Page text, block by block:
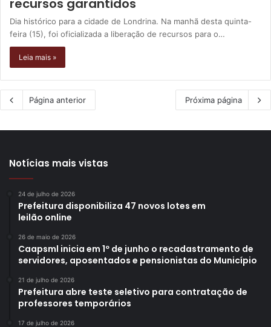
Dia histórico para a cidade de Londrina. Na manhã desta quinta-
feira (15), foi oficializada a liberação de recursos para o…
Leia mais »
Página anterior Próxima página
Notícias mais vistas
24 de julho de 2026
Prefeitura disponibiliza 47 novos lotes em
leilão online
26 de maio de 2026
Caapsml inicia em 1º de junho o recadastramento de
servidores, aposentados e pensionistas do Município
21 de julho de 2026
Prefeitura abre teste seletivo para contratação de
professores temporários
17 de julho de 2026